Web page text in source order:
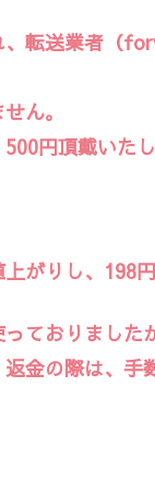
、転送業者（
ん。
円頂戴いたし
がりし、198
ておりました
金の際は、手